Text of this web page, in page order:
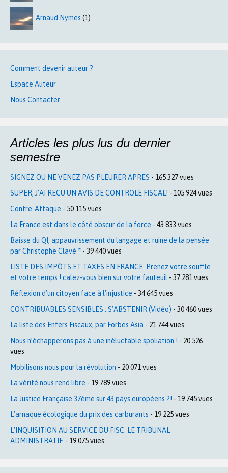
Arnaud Nymes (1)
Comment devenir auteur ?
Espace Auteur
Nous Contacter
Articles les plus lus du dernier
semestre
SIGNEZ OU NE VENEZ PAS PLEURER APRES - 165 327 vues
SUPER, J’AI RECU UN AVIS DE CONTROLE FISCAL! - 105 924 vues
Contre-Attaque - 50 115 vues
La France est dans le côté obscur de la force - 43 833 vues
Baisse du QI, appauvrissement du langage et ruine de la pensée
par Christophe Clavé * - 39 440 vues
LISTE DES IMPÔTS ET TAXES EN FRANCE. Prenez votre souffle
et votre temps ! calez-vous bien sur votre fauteuil - 37 281 vues
Réflexion d’un citoyen face à l’injustice - 34 645 vues
CONTRIBUABLES SENSIBLES : S’ABSTENIR (Vidéo) - 30 460 vues
La liste des Enfers Fiscaux, par Forbes Asia - 21 744 vues
Nous n’échapperons pas à une inéluctable spoliation ! - 20 526
vues
Mobilisons nous pour la révolution - 20 071 vues
La vérité nous rend libre - 19 789 vues
La Justice Française 37ème sur 43 pays européens ?! - 19 745 vues
L’arnaque écologique du prix des carburants - 19 225 vues
L’INQUISITION AU SERVICE DU FISC: LE TRIBUNAL
ADMINISTRATIF. - 19 075 vues